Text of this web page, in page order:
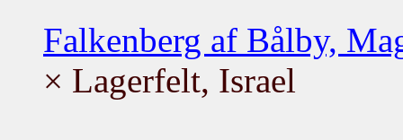
Falkenberg af Bålby,
× Lagerfelt, Israel